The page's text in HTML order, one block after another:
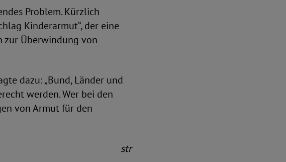
Problem. Kürzlich
Kinderarmut“, der eine
zur Überwindung von
dazu: „Bund, Länder und
werden. Wer bei den
von Armut für den
str